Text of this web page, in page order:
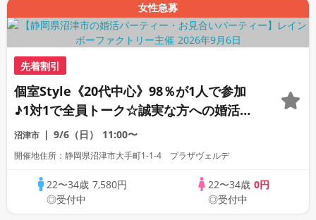
女性急募
先着割引
個室Style《20代中心》98％が1人で参加
♪1対1で全員トーク☆誠実な方への婚活パ
ーティー
沼津市 9/6（日） 11:00〜
開催地住所：静岡県沼津市大手町1-1-4 プラザヴェルデ
22〜34歳 7,580円
◎受付中
22〜34歳 0円
◎受付中